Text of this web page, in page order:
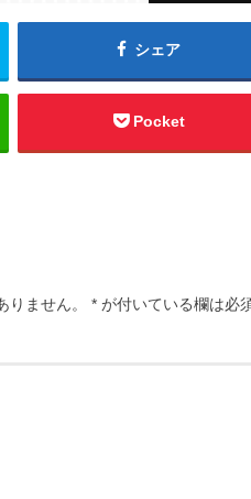
シェア
Pocket
ません。 * が付いている欄は必